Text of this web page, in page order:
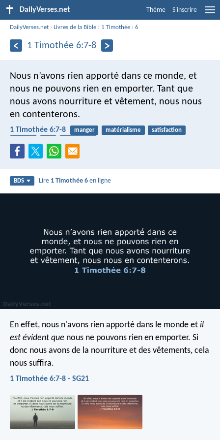
DailyVerses.net Thème S'inscrire
DailyVerses.net ›Livres de la Bible › 1 Timothée ›6
1 Timothée 6:7-8
Nous n’avons rien apporté dans ce monde, et
nous ne pouvons rien en emporter. Tant que
nous avons nourriture et vêtement, nous nous
en contenterons.
1 Timothée 6:7-8 manger matérialisme
satisfaction
BDS Lire 1 Timothée 6 en ligne
En effet, nous n'avons rien apporté dans le monde et il
est évident que nous ne pouvons rien en emporter. Si
donc nous avons de la nourriture et des vêtements, cela
nous suffira.
1 Timothée 6:7-8 - SG21